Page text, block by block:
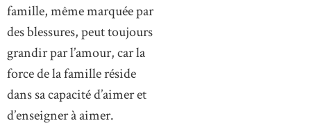
famille, même marquée par
des blessures, peut toujours
grandir par l’amour, car la
force de la famille réside
dans sa capacité d’aimer et
d’enseigner à aimer.